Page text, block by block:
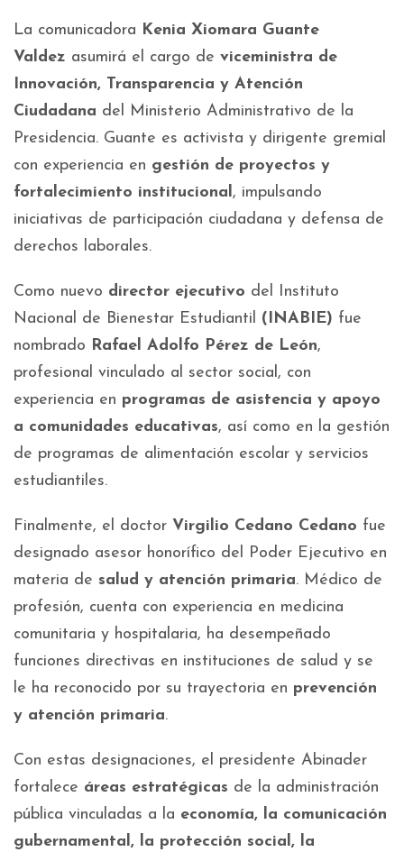
La comunicadora Kenia Xiomara Guante
Valdez asumirá el cargo de viceministra de
Innovación, Transparencia y Atención
Ciudadana del Ministerio Administrativo de la
Presidencia. Guante es activista y dirigente gremial
con experiencia en gestión de proyectos y
fortalecimiento institucional, impulsando
iniciativas de participación ciudadana y defensa de
derechos laborales.
Como nuevo director ejecutivo del Instituto
Nacional de Bienestar Estudiantil (INABIE) fue
nombrado Rafael Adolfo Pérez de León,
profesional vinculado al sector social, con
experiencia en programas de asistencia y apoyo
a comunidades educativas, así como en la gestión
de programas de alimentación escolar y servicios
estudiantiles.
Finalmente, el doctor Virgilio Cedano Cedano fue
designado asesor honorífico del Poder Ejecutivo en
materia de salud y atención primaria. Médico de
profesión, cuenta con experiencia en medicina
comunitaria y hospitalaria, ha desempeñado
funciones directivas en instituciones de salud y se
le ha reconocido por su trayectoria en prevención
y atención primaria.
Con estas designaciones, el presidente Abinader
fortalece áreas estratégicas de la administración
pública vinculadas a la economía, la comunicación
gubernamental, la protección social, la